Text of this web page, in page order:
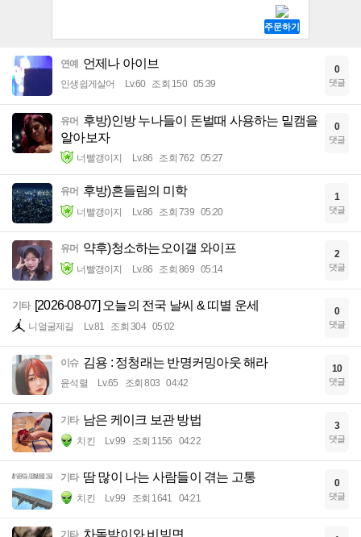
연예 언제나 아이브
인생쉽게살어 Lv.60 조회 150 05:39
0
댓글
유머 후방)인방 누나들이 돈벌때 사용하는 밑캠을
알아보자
너빨갱이지 Lv.86 조회 762 05:27
0
댓글
유머 후방)흔들림의 미학
너빨갱이지 Lv.86 조회 739 05:20
1
댓글
유머 약후)청소하는오이갤 와이프
너빨갱이지 Lv.86 조회 869 05:14
2
댓글
기타 [2026-08-07] 오늘의 전국 날씨 & 띠별 운세
니얼굴제길 Lv.81 조회 304 05:02
0
댓글
이슈 김용 : 정청래는 반명커밍아웃 해라
윤석렬 Lv.65 조회 803 04:42
10
댓글
기타 남은 케이크 보관 방법
치킨 Lv.99 조회 1156 04:22
3
댓글
기타 땀 많이 나는 사람들이 겪는 고통
치킨 Lv.99 조회 1641 04:21
0
댓글